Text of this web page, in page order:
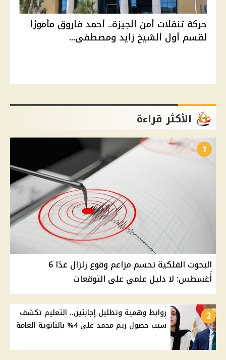
حركة تنقلات أمن الجيزة.. أحمد فاروق مأمورًا
لقسم أول الشيخ زايد ومصطفى...
الأكثر قراءة
1
البحوث الفلكية تحسم مزاعم وقوع زلزال غدًا 6
أغسطس: لا دليل علمي على التوقعات
2
روابط وهمية وتظليل إجابتين.. التعليم تكشف
سبب حصول ريم محمد على 4% بالثانوية العامة